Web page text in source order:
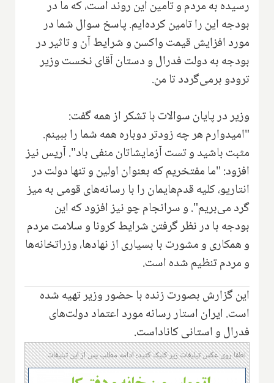
رسیده به مردم و تامین این روند است، که ما در
بودجه این را تامین کرده‌ایم. پاسخ سوال شما در
مورد افزایش قیمت واکسن و شرایط آن و تاثیر در
بودجه به دولت فدرال و دستان آقای نخست وزیر
ترودو برمی‌گردد تا من.
وزیر در پایان سوالات با تشکر از همه گفت:
"امیدوارم هر چه زودتر دوباره همه شما را ببینم.
مثبت باشید و تست آزمایشاتان منفی باد". آریس نیز
افزود: "ما مفتخریم که بعنوان اولین و تنها دولت در
انتاریو، کلیه قدم‌هایمان را با رسانه‌های قومی به میز
گرد می‌بریم". و سرانجام چو نیز افزود که این
بودجه با در نظر گرفتن شرایط کرونا و سلامت مردم
و همکاری و مشورت با بسیاری از نهادها، وزراتخانه‌ها
و مردم تنظیم شده است.
این گزارش بصورت زنده با حضور وزیر تهیه شده
است. ایران استار رسانه مورد اعتماد دولت‌های
فدرال و استانی کاناداست.
لطفا روی عکس تبلیغات زیر کلیک کنید؛ ادامه مطلب پس از این تبلیغات